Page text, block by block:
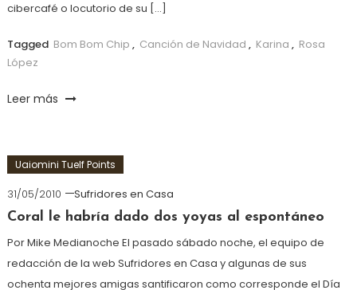
cibercafé o locutorio de su […]
Tagged Bom Bom Chip , Canción de Navidad , Karina , Rosa
López
Leer más
Uaiomini Tuelf Points
31/05/2010
Sufridores en Casa
Coral le habría dado dos yoyas al espontáneo
Por Mike Medianoche El pasado sábado noche, el equipo de
redacción de la web Sufridores en Casa y algunas de sus
ochenta mejores amigas santificaron como corresponde el Día